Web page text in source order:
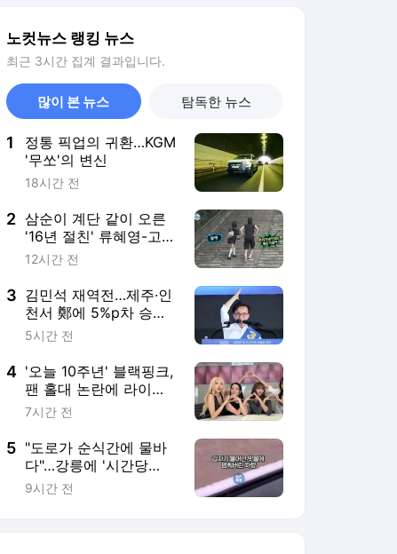
노컷뉴스 랭킹 뉴스
최근 3시간 집계 결과입니다.
많이 본 뉴스 탐독한 뉴스
1
정통 픽업의 귀환…KGM
'무쏘'의 변신
18시간 전
2 삼순이 계단 같이 오른
'16년 절친' 류혜영-고경
표, 과몰입 유발한 설레
12시간 전
3 김민석 재역전…제주·인
천서 鄭에 5%p차 승리
1위 탈환
5시간 전
4 '오늘 10주년' 블랙핑크,
팬 홀대 논란에 라이브
방송으로 재차 사과
7시간 전
5 "도로가 순식간에 물바
다"…강릉에 '시간당
80mm' 폭우 침수·사고
9시간 전